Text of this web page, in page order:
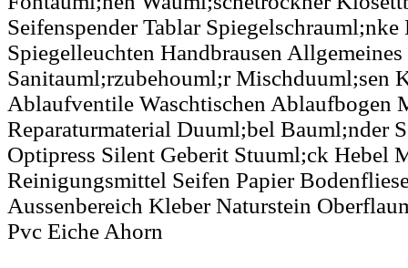
Seifenspender Tablar
Spiegelleuchten Handbrausen Allgemeines
Sanitauml;rzubehouml;r Mischduuml;sen
Ablaufventile Waschtischen Ablaufbogen
Reparaturmaterial Duuml;bel Bauml;nder
Optipress Silent Geberit Stuuml;ck Hebel
Reinigungsmittel Seifen Papier
Aussenbereich Kleber Naturstein
Pvc Eiche Ahorn